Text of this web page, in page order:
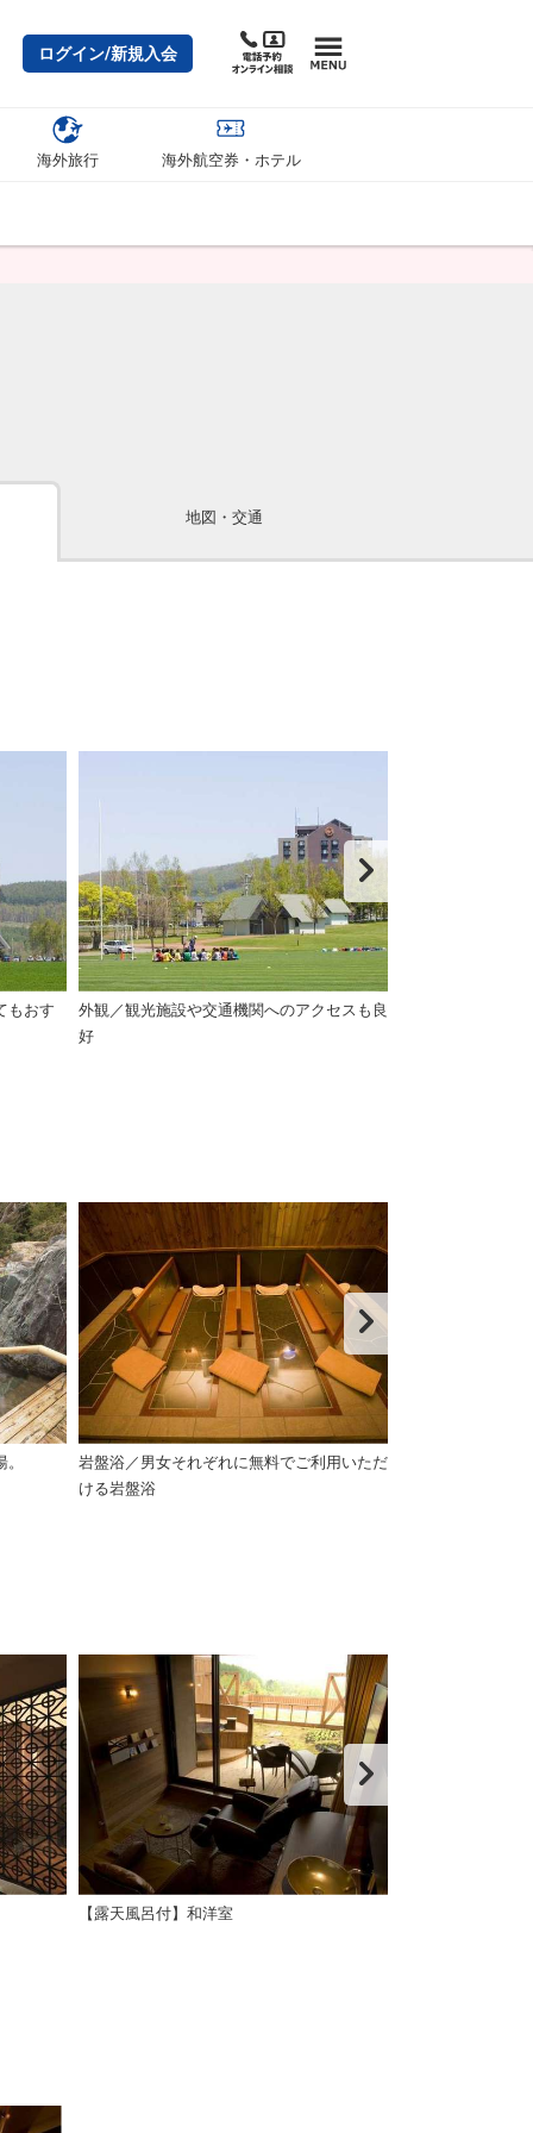
ログイン/新規入会
海外旅行 海外航空券・ホテル
地図・交通
もおす
外観／観光施設や交通機関へのアクセスも良
好
岩盤浴／男女それぞれに無料でご利用いただ
ける岩盤浴
【露天風呂付】和洋室